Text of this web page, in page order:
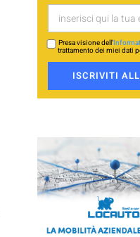
Presa visione dell’
trattamento dei miei dati
ISCRIVITI